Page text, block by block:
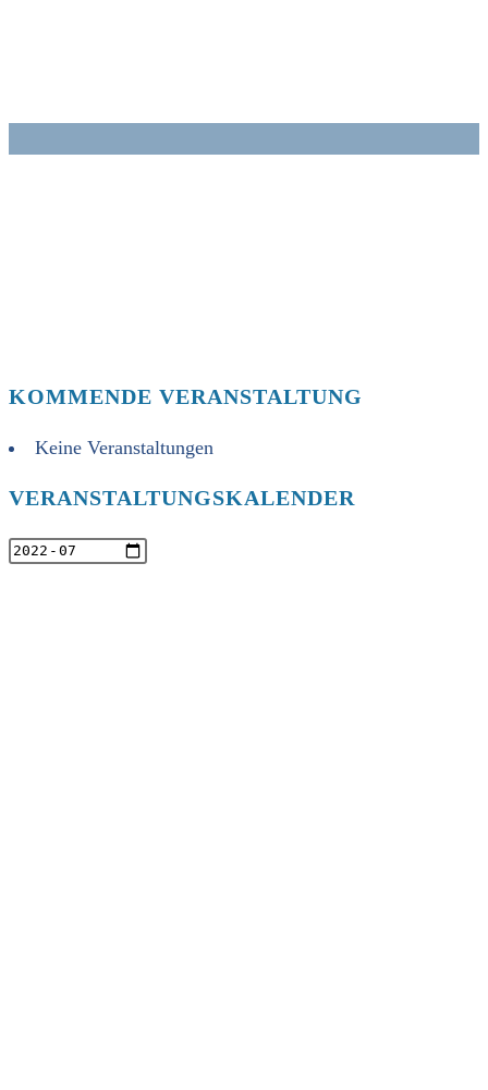
KOMMENDE VERANSTALTUNG
Keine Veranstaltungen
VERANSTALTUNGSKALENDER